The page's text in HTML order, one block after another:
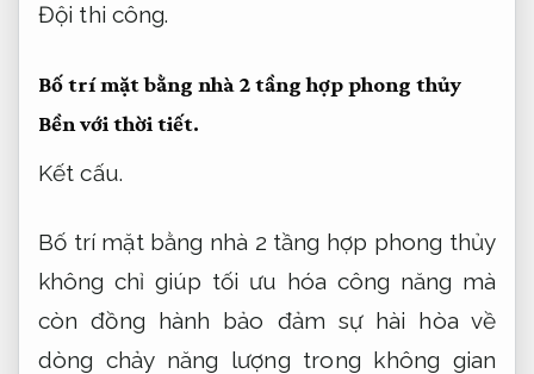
Đội thi công.
Bố trí mặt bằng nhà 2 tầng hợp phong thủy
Bền với thời tiết.
Kết cấu.
Bố trí mặt bằng nhà 2 tầng hợp phong thủy
không chỉ giúp tối ưu hóa công năng mà
còn đồng hành bảo đảm sự hài hòa về
dòng chảy năng lượng trong không gian